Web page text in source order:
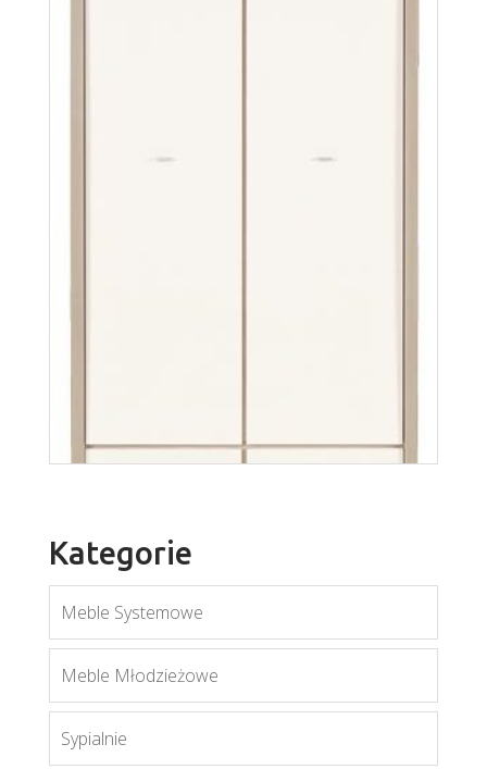
Kategorie
Meble Systemowe
Meble Młodzieżowe
Sypialnie